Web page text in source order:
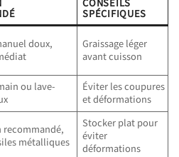
CONSEILS
SPÉCIFIQUES
doux,
Graissage léger
avant cuisson
ou lave-
Éviter les coupures
et déformations
recommandé,
métalliques
Stocker plat pour
éviter
déformations